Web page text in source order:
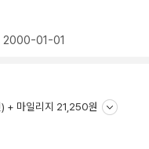
2000-01-01
+ 마일리지 21,250원